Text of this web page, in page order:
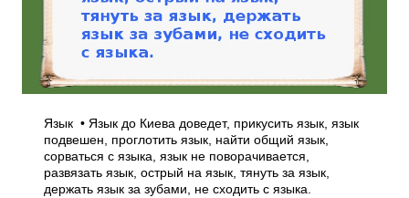
Язык • Язык до Киева доведет, прикусить язык, язык
подвешен, проглотить язык, найти общий язык,
сорваться с языка, язык не поворачивается,
развязать язык, острый на язык, тянуть за язык,
держать язык за зубами, не сходить с языка.